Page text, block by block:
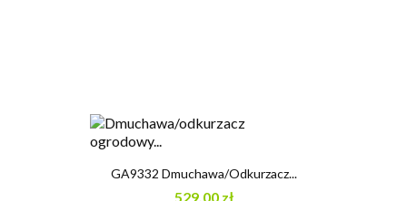
GA9332 Dmuchawa/odkurzacz...
529,00 zł